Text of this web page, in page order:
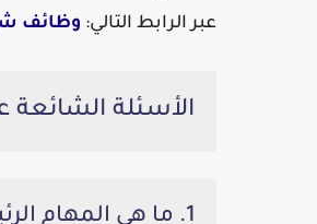
عبر الرابط التالي: وظائف
الأسئلة
1. ما هي المهام الرئيسية لوظيفة مدير التذاكر المبتدئ؟